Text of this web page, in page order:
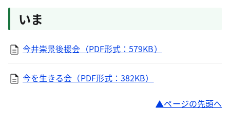
いま
今井崇景後援会（PDF形式：579KB）
今を生きる会（PDF形式：382KB）
ページの先頭へ